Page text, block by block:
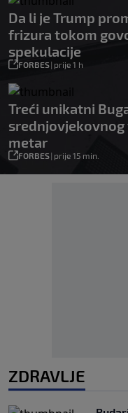
Da li je Trump
frizura tokom
spekulacije
FORBES| prije 1 h
Treći unikatni
srednjovjekovnog
metar
FORBES| prije 15 min.
ZDRAVLJE